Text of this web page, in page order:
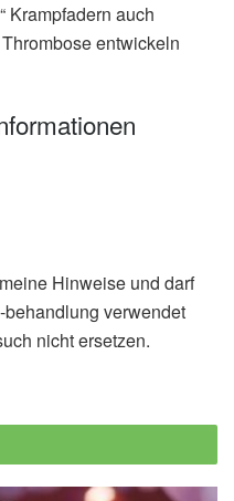
Krampfadern auch
entwickeln
Wolz: "Wickel und
Auswahl und
Hinweise und darf
verwendet
nicht ersetzen.